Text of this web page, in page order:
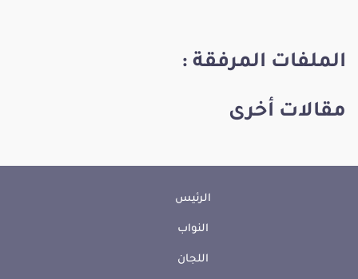
الملفات المرفقة :
مقالات أخرى
الرئيس
النواب
اللجان